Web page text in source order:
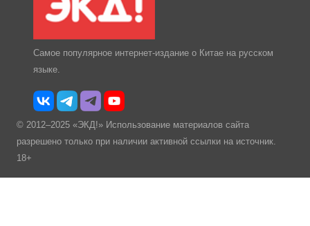
Самое популярное интернет-издание о Китае на русском
языке.
© 2012–2025 «ЭКД!» Использование материалов сайта
разрешено только при наличии активной ссылки на источник.
18+